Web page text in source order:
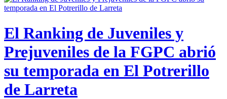
El Ranking de Juveniles y
Prejuveniles de la FGPC abrió
su temporada en El Potrerillo
de Larreta